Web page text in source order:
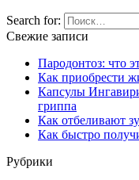
Search for:
Свежие записи
Пародонтоз: что
Как приобрести
Капсулы
гриппа
Как отбеливают
Как быстро
Рубрики